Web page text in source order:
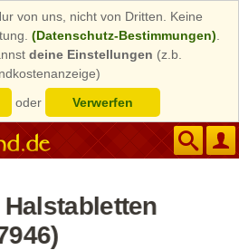
von uns, nicht von Dritten. Keine
(Datenschutz-Bestimmungen)
deine Einstellungen (z.b.
oder Verwerfen
Halstabletten